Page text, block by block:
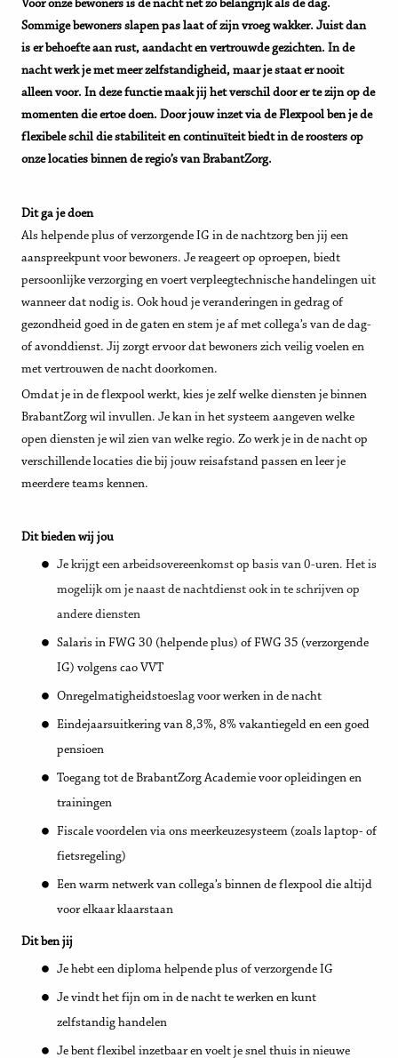
Voor onze bewoners is de nacht net zo belangrijk als de dag.
Sommige bewoners slapen pas laat of zijn vroeg wakker. Juist dan
is er behoefte aan rust, aandacht en vertrouwde gezichten. In de
nacht werk je met meer zelfstandigheid, maar je staat er nooit
alleen voor. In deze functie maak jij het verschil door er te zijn op de
momenten die ertoe doen. Door jouw inzet via de Flexpool ben je de
flexibele schil die stabiliteit en continuïteit biedt in de roosters op
onze locaties binnen de regio’s van BrabantZorg.
Dit ga je doen
Als helpende plus of verzorgende IG in de nachtzorg ben jij een
aanspreekpunt voor bewoners. Je reageert op oproepen, biedt
persoonlijke verzorging en voert verpleegtechnische handelingen uit
wanneer dat nodig is. Ook houd je veranderingen in gedrag of
gezondheid goed in de gaten en stem je af met collega’s van de dag-
of avonddienst. Jij zorgt ervoor dat bewoners zich veilig voelen en
met vertrouwen de nacht doorkomen.
Omdat je in de flexpool werkt, kies je zelf welke diensten je binnen
BrabantZorg wil invullen. Je kan in het systeem aangeven welke
open diensten je wil zien van welke regio. Zo werk je in de nacht op
verschillende locaties die bij jouw reisafstand passen en leer je
meerdere teams kennen.
Dit bieden wij jou
Je krijgt een arbeidsovereenkomst op basis van 0-uren. Het is
mogelijk om je naast de nachtdienst ook in te schrijven op
andere diensten
Salaris in FWG 30 (helpende plus) of FWG 35 (verzorgende
IG) volgens cao VVT
Onregelmatigheidstoeslag voor werken in de nacht
Eindejaarsuitkering van 8,3%, 8% vakantiegeld en een goed
pensioen
Toegang tot de BrabantZorg Academie voor opleidingen en
trainingen
Fiscale voordelen via ons meerkeuzesysteem (zoals laptop- of
fietsregeling)
Een warm netwerk van collega’s binnen de flexpool die altijd
voor elkaar klaarstaan
Dit ben jij
Je hebt een diploma helpende plus of verzorgende IG
Je vindt het fijn om in de nacht te werken en kunt
zelfstandig handelen
Je bent flexibel inzetbaar en voelt je snel thuis in nieuwe